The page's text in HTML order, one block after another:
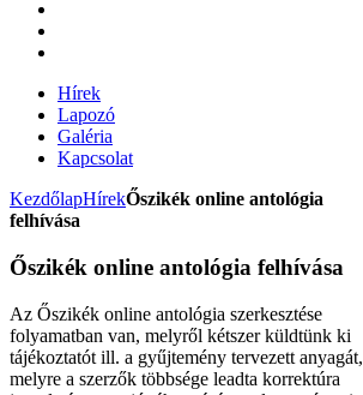
Hírek
Lapozó
Galéria
Kapcsolat
KezdőlapHírekŐszikék online antológia
felhívása
Őszikék online antológia felhívása
Az Őszikék online antológia szerkesztése
folyamatban van, melyről kétszer küldtünk ki
tájékoztatót ill. a gyűjtemény tervezett anyagát,
melyre a szerzők többsége leadta korrektúra